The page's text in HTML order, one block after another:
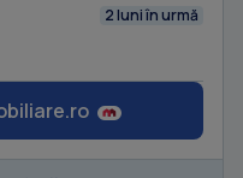
2 luni în urmă